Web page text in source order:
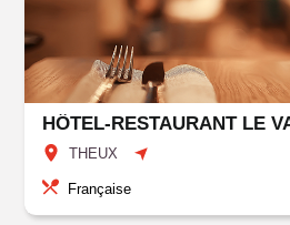
THEUX
Française